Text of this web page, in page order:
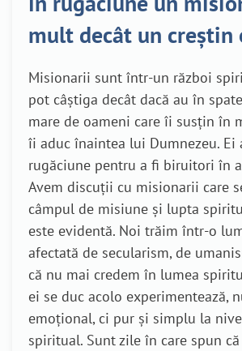
mult decât un creștin
Misionarii sunt într-un război
pot câștiga decât dacă au în
mare de oameni care îi susțin în
îi aduc înaintea lui Dumnezeu. Ei
rugăciune pentru a fi biruitori în
Avem discuții cu misionarii care
câmpul de misiune și lupta
este evidentă. Noi trăim într-o
afectată de secularism, de
că nu mai credem în lumea
ei se duc acolo experimentează,
emoțional, ci pur și simplu la
spiritual. Sunt zile în care spun